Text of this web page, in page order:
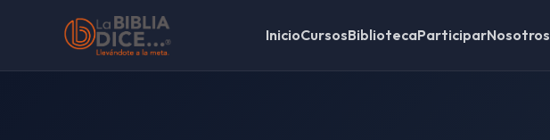
InicioCursosBibliotecaParticiparNosotros